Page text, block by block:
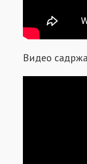
Видео